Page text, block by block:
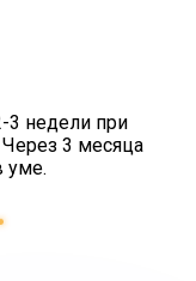
3 недели при
3 месяца
уме.